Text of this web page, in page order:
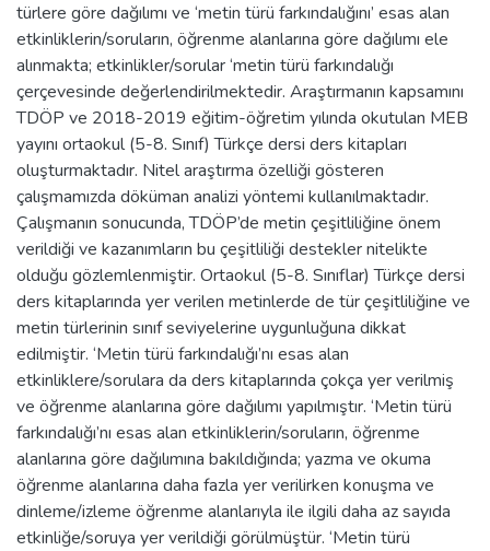
türlere göre dağılımı ve ‘metin türü farkındalığını’ esas alan
etkinliklerin/soruların, öğrenme alanlarına göre dağılımı ele
alınmakta; etkinlikler/sorular ‘metin türü farkındalığı
çerçevesinde değerlendirilmektedir. Araştırmanın kapsamını
TDÖP ve 2018-2019 eğitim-öğretim yılında okutulan MEB
yayını ortaokul (5-8. Sınıf) Türkçe dersi ders kitapları
oluşturmaktadır. Nitel araştırma özelliği gösteren
çalışmamızda döküman analizi yöntemi kullanılmaktadır.
Çalışmanın sonucunda, TDÖP’de metin çeşitliliğine önem
verildiği ve kazanımların bu çeşitliliği destekler nitelikte
olduğu gözlemlenmiştir. Ortaokul (5-8. Sınıflar) Türkçe dersi
ders kitaplarında yer verilen metinlerde de tür çeşitliliğine ve
metin türlerinin sınıf seviyelerine uygunluğuna dikkat
edilmiştir. ‘Metin türü farkındalığı’nı esas alan
etkinliklere/sorulara da ders kitaplarında çokça yer verilmiş
ve öğrenme alanlarına göre dağılımı yapılmıştır. ‘Metin türü
farkındalığı’nı esas alan etkinliklerin/soruların, öğrenme
alanlarına göre dağılımına bakıldığında; yazma ve okuma
öğrenme alanlarına daha fazla yer verilirken konuşma ve
dinleme/izleme öğrenme alanlarıyla ile ilgili daha az sayıda
etkinliğe/soruya yer verildiği görülmüştür. ‘Metin türü